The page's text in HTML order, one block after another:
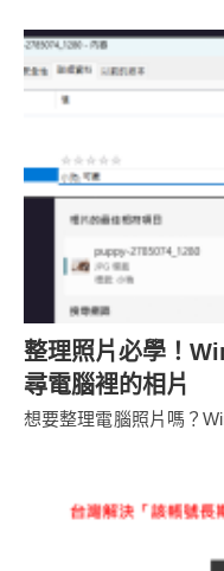
整理照片必學！
尋電腦裡的相片
想要整理電腦照片嗎？